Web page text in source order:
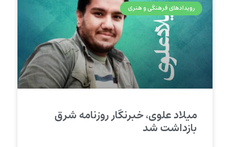
رویدادهای فرهنگی و هنری
میلاد علوی، خبرنگار روزنامه شرق
بازداشت شد